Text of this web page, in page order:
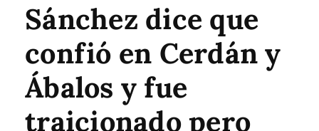
Sánchez dice que
confió en Cerdán y
Ábalos y fue
traicionado pero